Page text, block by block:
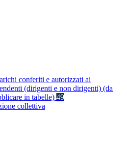
conferiti e autorizzati ai
(dirigenti e non dirigenti) (da
in tabelle) 49
collettiva